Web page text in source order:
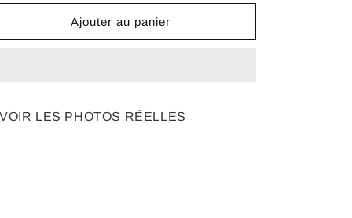
Ajouter au panier
VOIR LES PHOTOS RÉELLES